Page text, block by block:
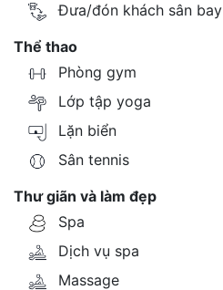
Đưa/đón khách sân bay
Thể thao
Phòng gym
Lớp tập yoga
Lặn biển
Sân tennis
Thư giãn và làm đẹp
Spa
Dịch vụ spa
Massage